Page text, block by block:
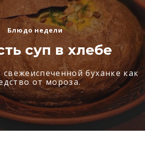
Блюдо недели
суп в хлебе
буханке как
от мороза.